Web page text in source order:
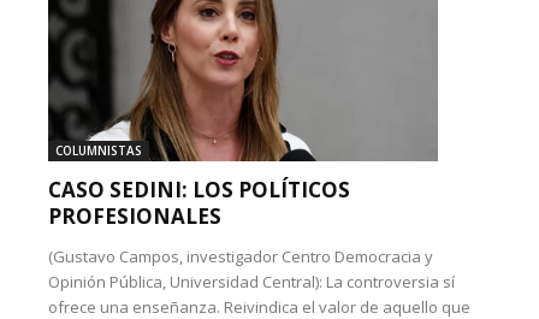
COLUMNISTAS
CASO SEDINI: LOS POLÍTICOS
PROFESIONALES
(Gustavo Campos, investigador Centro Democracia y
Opinión Pública, Universidad Central): La controversia sí
ofrece una enseñanza. Reivindica el valor de aquello que